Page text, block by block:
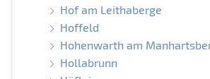
Hof am Leithaberge
Hoffeld
Hohenwarth am
Hollabrunn